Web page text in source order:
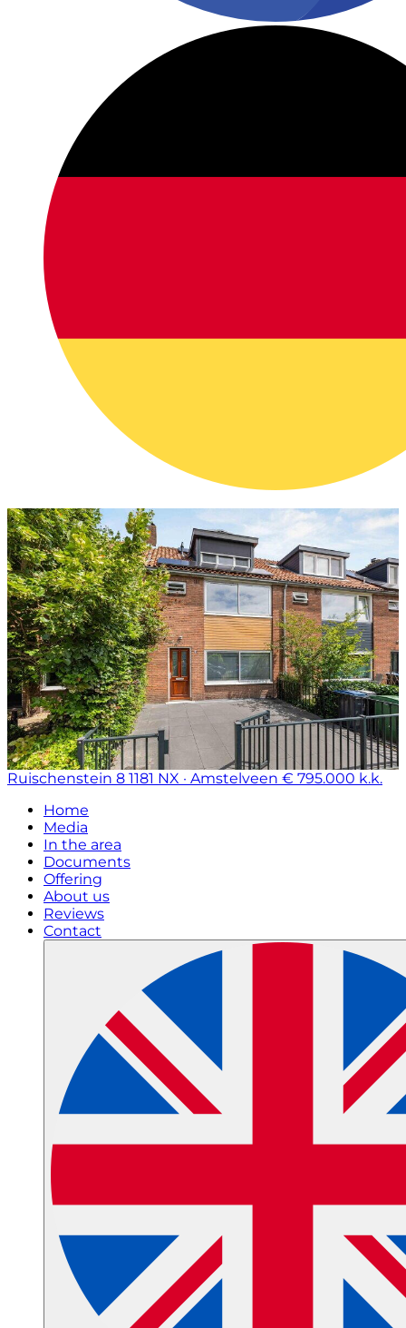
Ruischenstein 8 1181 NX · Amstelveen € 795.000 k.k.
Home
Media
In the area
Documents
Offering
About us
Reviews
Contact